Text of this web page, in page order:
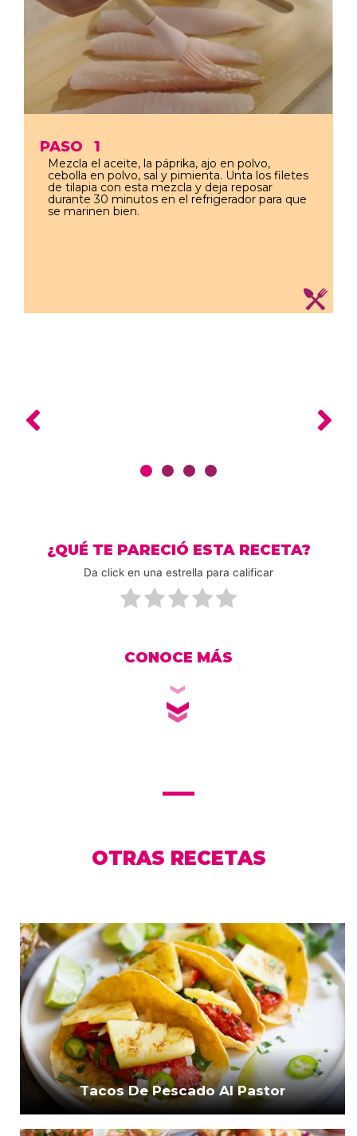
PASO 1
Mezcla el aceite, la páprika, ajo en polvo,
cebolla en polvo, sal y pimienta. Unta los filetes
de tilapia con esta mezcla y deja reposar
durante 30 minutos en el refrigerador para que
se marinen bien.
¿QUÉ TE PARECIÓ ESTA RECETA?
Da click en una estrella para calificar
CONOCE MÁS
OTRAS RECETAS
Tacos De Pescado Al Pastor